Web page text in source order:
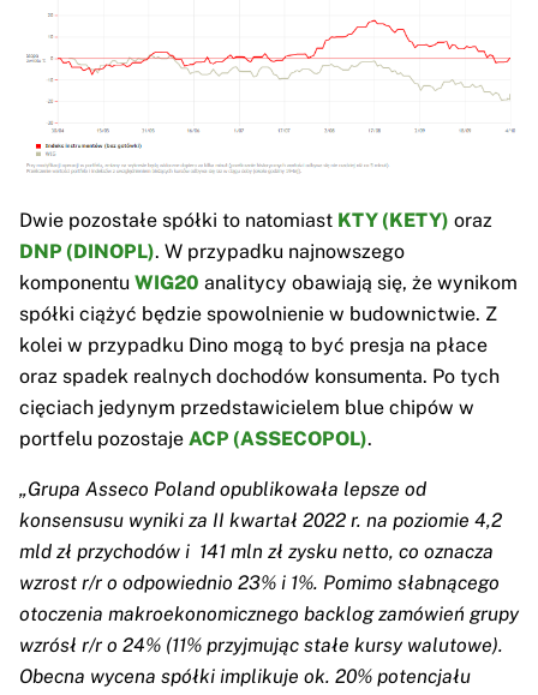
Dwie pozostałe spółki to natomiast KTY (KETY) oraz
DNP (DINOPL). W przypadku najnowszego
komponentu WIG20 analitycy obawiają się, że wynikom
spółki ciążyć będzie spowolnienie w budownictwie. Z
kolei w przypadku Dino mogą to być presja na płace
oraz spadek realnych dochodów konsumenta. Po tych
cięciach jedynym przedstawicielem blue chipów w
portfelu pozostaje ACP (ASSECOPOL).
„Grupa Asseco Poland opublikowała lepsze od
konsensusu wyniki za II kwartał 2022 r. na poziomie 4,2
mld zł przychodów i 141 mln zł zysku netto, co oznacza
wzrost r/r o odpowiednio 23% i 1%. Pomimo słabnącego
otoczenia makroekonomicznego backlog zamówień grupy
wzrósł r/r o 24% (11% przyjmując stałe kursy walutowe).
Obecna wycena spółki implikuje ok. 20% potencjału